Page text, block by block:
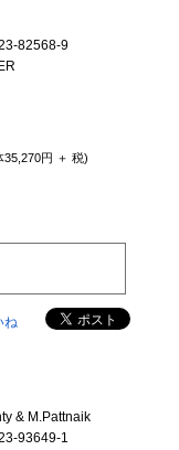
82568-9
35,270円 ＋ 税)
ね
& M.Pattnaik
93649-1